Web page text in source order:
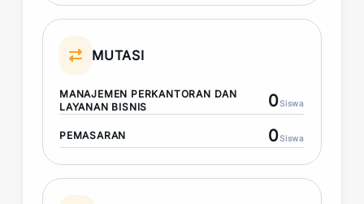
MUTASI
MANAJEMEN PERKANTORAN DAN
LAYANAN BISNIS
0Siswa
PEMASARAN 0Siswa